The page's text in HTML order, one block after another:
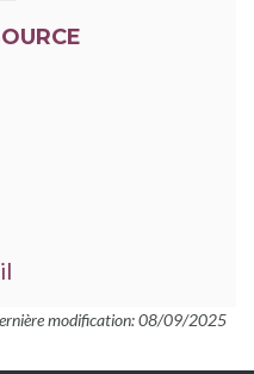
modification: 08/09/2025